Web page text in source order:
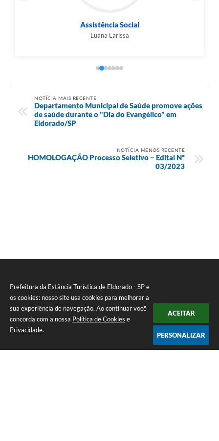
Prefeitura da Estância Turística de Eldorado - SP e
os cookies: nosso site usa cookies para melhorar a
sua experiência de navegação. Ao continuar você
concorda com a nossa Política de Cookies e
Privacidade.
ACEITAR
PERSONALIZAR
Assistência Social
Luana Larissa
NOTÍCIA MAIS RECENTE
Departamento Municipal de Saúde promove ações
de saúde durante o "Dia do Evangélico" em
Eldorado/SP
NOTÍCIA MENOS RECENTE
HOMOLOGAÇÃO Processo Seletivo – Edital Nº
03/2023